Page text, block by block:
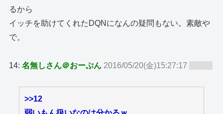
るから
イッチを助けてくれたDQNになんの疑問もない。素敵や
で。
14:名無しさん＠おーぷん 2016/05/20(金)15:27:17
>>12